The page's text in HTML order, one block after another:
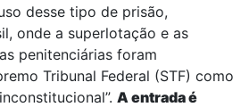
desse tipo de prisão,
onde a superlotação e as
penitenciárias foram
Tribunal Federal (STF) como
A entrada é